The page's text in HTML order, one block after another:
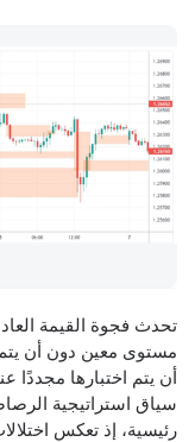
تحدث فجوة القيمة
مستوى معين دون أن
أن يتم اختبارها
رئيسية، إذ تعكس